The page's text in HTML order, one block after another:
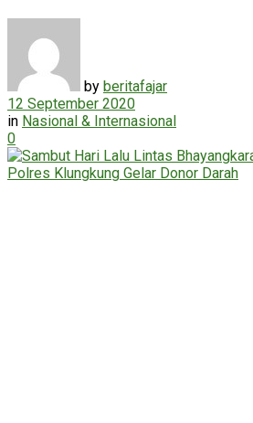
by beritafajar
12 September 2020
in Nasional & Internasional
0